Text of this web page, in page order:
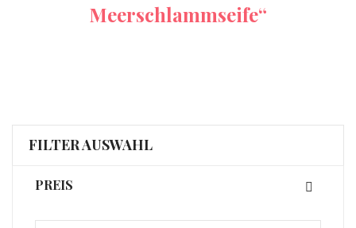
Meerschlammseife“
FILTER AUSWAHL
PREIS